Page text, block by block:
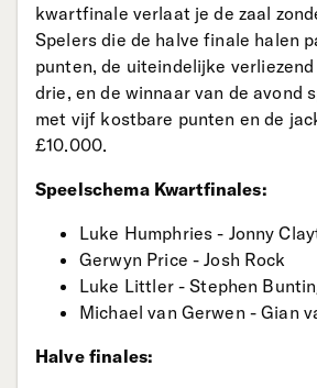
kwartfinale verlaat je de zaal
Spelers die de halve finale halen
punten, de uiteindelijke
drie, en de winnaar van de avond
met vijf kostbare punten en de
£10.000.
Speelschema Kwartfinales:
Luke Humphries - Jonny
Gerwyn Price - Josh Rock
Luke Littler - Stephen
Michael van Gerwen - Gian
Halve finales: